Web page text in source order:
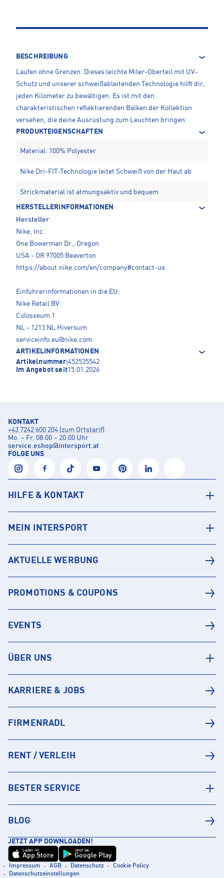
BESCHREIBUNG
Laufen ohne Grenzen. Dieses leichte Miler-Oberteil mit UV-
Schutz und unserer schweißableitenden Technologie hilft dir,
jeden Kilometer zu bewältigen. Es ist mit den
charakteristischen reflektierenden Balken der Kollektion
versehen, die deine Ausrüstung zum Leuchten bringen.
PRODUKTEIGENSCHAFTEN
Material: 100% Polyester
Nike Dri-FIT-Technologie leitet Schweiß von der Haut ab
Strickmaterial ist atmungsaktiv und bequem
HERSTELLERINFORMATIONEN
Hersteller
Nike, Inc.
One Bowerman Dr., Oregon
USA - OR 97005 Beaverton
https://about.nike.com/en/company#contact-us
Einführerinformationen in die EU:
Nike Retail BV
Colosseum 1
NL - 1213 NL Hiversum
serviceinfo.eu@nike.com
ARTIKELINFORMATIONEN
Artikelnummer:452535542
Im Angebot seit15.01.2026
KONTAKT
+43 7242 600 204 (zum Ortstarif)
Mo. – Fr. 08:00 – 20:00 Uhr
service.eshop@intersport.at
FOLGE UNS
HILFE & KONTAKT
MEIN INTERSPORT
AKTUELLE WERBUNG
PROMOTIONS & COUPONS
EVENTS
ÜBER UNS
KARRIERE & JOBS
FIRMENRADL
RENT / VERLEIH
BESTER SERVICE
BLOG
JETZT APP DOWNLOADEN!
Laden im
App Store
Jetzt bei
Google Play
Impressum AGB Datenschutz
Cookie Policy
Datenschutzeinstellungen